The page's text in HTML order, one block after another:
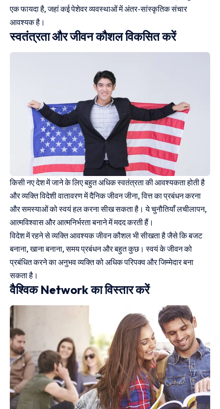
एक फायदा है, जहां कई पेशेवर व्यवस्थाओं में अंतर-सांस्कृतिक संचार
आवश्यक है।
स्वतंत्रता और जीवन कौशल विकसित करें
किसी नए देश में जाने के लिए बहुत अधिक स्वतंत्रता की आवश्यकता होती है
और व्यक्ति विदेशी वातावरण में दैनिक जीवन जीना, वित्त का प्रबंधन करना
और समस्याओं को स्वयं हल करना सीख सकता है। ये चुनौतियाँ लचीलापन,
आत्मविश्वास और आत्मनिर्भरता बनाने में मदद करती हैं।
विदेश में रहने से व्यक्ति आवश्यक जीवन कौशल भी सीखता है जैसे कि बजट
बनाना, खाना बनाना, समय प्रबंधन और बहुत कुछ। स्वयं के जीवन को
प्रबंधित करने का अनुभव व्यक्ति को अधिक परिपक्व और जिम्मेदार बना
सकता है।
वैश्विक Network का विस्तार करें